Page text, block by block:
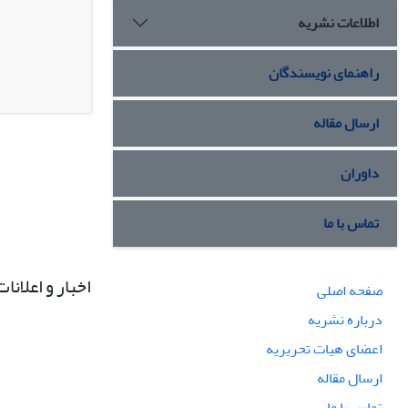
اطلاعات نشریه
راهنمای نویسندگان
ارسال مقاله
داوران
تماس با ما
صفحه اصلی
درباره نشریه
اعضای هیات تحریریه
ارسال مقاله
اخبار و